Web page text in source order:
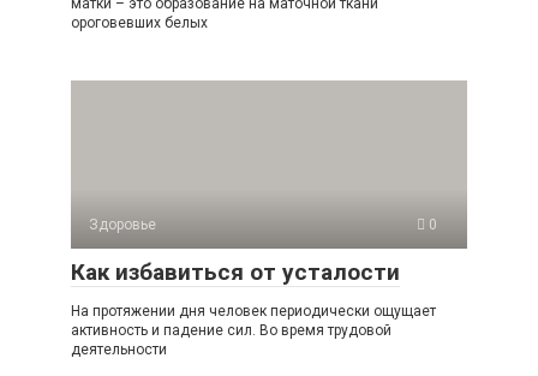
матки – это образование на маточной ткани
ороговевших белых
Здоровье 0
Как избавиться от усталости
На протяжении дня человек периодически ощущает
активность и падение сил. Во время трудовой
деятельности